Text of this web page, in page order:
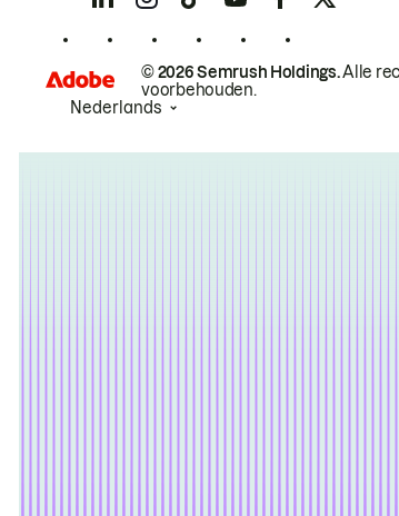
© 2026 Semrush Holdings.Alle
voorbehouden.
Nederlands